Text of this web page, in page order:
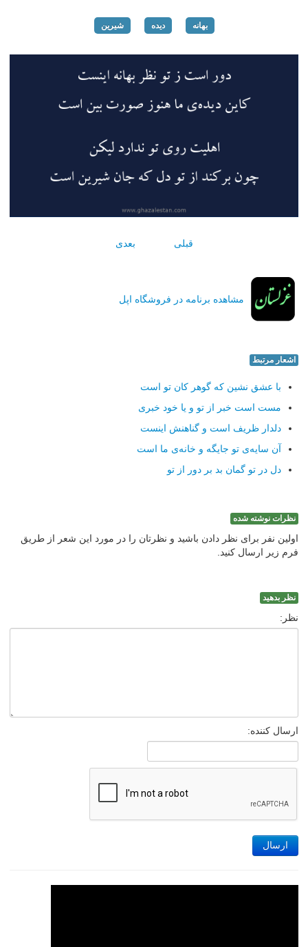
بهانه دیده شیرین
قبلی بعدی
مشاهده برنامه در فروشگاه اپل
اشعار مرتبط
با عشق نشین که گوهر کان تو است
مست است خبر از تو و یا خود خبری
دلدار ظریف است و گناهنش اینست
آن سایه‌ی تو جایگه و خانه‌ی ما است
دل در تو گمان بد بر دور از تو
نظرات نوشته شده
اولین نفر برای نظر دادن باشید و نظرتان را در مورد این شعر از طریق
فرم زیر ارسال کنید.
نظر بدهید
نظر:
ارسال کننده:
ارسال